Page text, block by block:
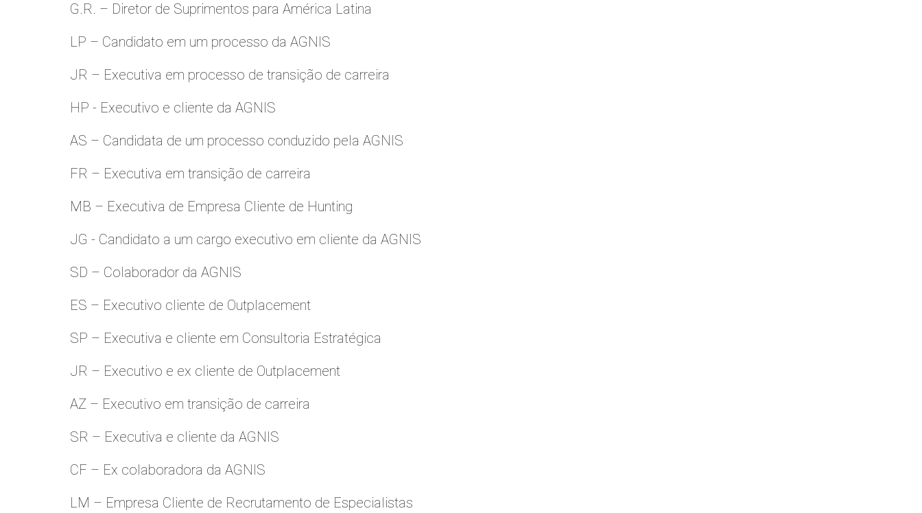
G.R. – Diretor de Suprimentos para América Latina
LP – Candidato em um processo da AGNIS
JR – Executiva em processo de transição de carreira
HP - Executivo e cliente da AGNIS
AS – Candidata de um processo conduzido pela AGNIS
FR – Executiva em transição de carreira
MB – Executiva de Empresa Cliente de Hunting
JG - Candidato a um cargo executivo em cliente da AGNIS
SD – Colaborador da AGNIS
ES – Executivo cliente de Outplacement
SP – Executiva e cliente em Consultoria Estratégica
JR – Executivo e ex cliente de Outplacement
AZ – Executivo em transição de carreira
SR – Executiva e cliente da AGNIS
CF – Ex colaboradora da AGNIS
LM – Empresa Cliente de Recrutamento de Especialistas